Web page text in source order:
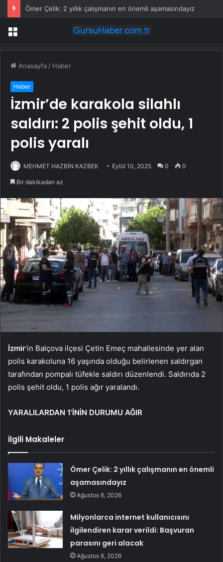
Ömer Çelik: 2 yıllık çalışmanın en önemli aşamasındayız
Menü
Anasayfa / Haber
Haber
İzmir’de karakola silahlı
saldırı: 2 polis şehit oldu, 1
polis yaralı
MEHMET HAZBİN KAZBEK Eylül 10, 2025 0 0
Bir dakikadan az
İzmir‘in Balçova ilçesi Çetin Emeç mahallesinde yer alan
polis karakoluna 16 yaşında olduğu belirlenen saldırgan
tarafından pompalı tüfekle saldırı düzenlendi. Saldırıda 2
polis şehit oldu, 1 polis ağır yaralandı.
YARALILARDAN 1’İNİN DURUMU AĞIR
İlgili Makaleler
Ömer Çelik: 2 yıllık çalışmanın en önemli
aşamasındayız
Ağustos 6, 2026
Milyonlarca internet kullanıcısını
ilgilendiren karar verildi: Başvuran
parasını geri alacak
Ağustos 6, 2026